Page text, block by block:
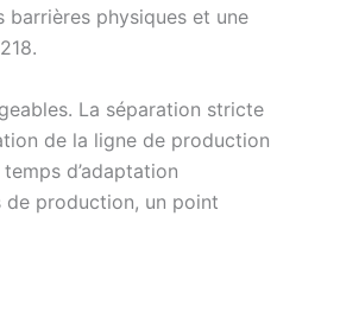
physiques et une
La séparation stricte
de la ligne de production
d’adaptation
de production, un point